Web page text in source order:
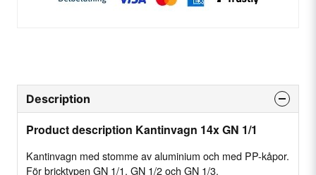
Description
Product description Kantinvagn 14x GN 1/1
Kantinvagn med stomme av aluminium och med PP-kåpor.
För bricktypen GN 1/1, GN 1/2 och GN 1/3.